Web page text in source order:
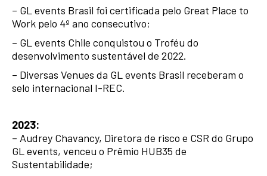
– GL events Brasil foi certificada pelo Great Place to
Work pelo 4º ano consecutivo;
– GL events Chile conquistou o Troféu do
desenvolvimento sustentável de 2022.
– Diversas Venues da GL events Brasil receberam o
selo internacional I-REC.
2023:
– Audrey Chavancy, Diretora de risco e CSR do Grupo
GL events, venceu o Prêmio HUB35 de
Sustentabilidade;